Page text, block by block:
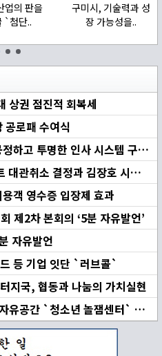
업의 판을
`첨단..
구미시, 기술력과 성
장 가능성을..
상권 점진적 회복세
로패 수여식
투명한 인사 시스템 구축 촉구
결정과 김장호 시장 책임 집중 추궁
객 영수증 입장제 효과
제2차 본회의 ‘5분 자유발언’
자유발언
등 기업 잇단 `러브콜`
지국, 협동과 나눔의 가치실현
공간 `청소년 놀잼센터` 개소